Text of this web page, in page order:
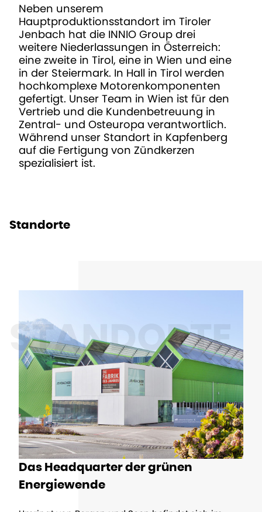
Neben unserem
Hauptproduktionsstandort im Tiroler
Jenbach hat die INNIO Group drei
weitere Niederlassungen in Österreich:
eine zweite in Tirol, eine in Wien und eine
in der Steiermark. In Hall in Tirol werden
hochkomplexe Motorenkomponenten
gefertigt. Unser Team in Wien ist für den
Vertrieb und die Kundenbetreuung in
Zentral- und Osteuropa verantwortlich.
Während unser Standort in Kapfenberg
auf die Fertigung von Zündkerzen
spezialisiert ist.
Standorte
STANDORTE
Das Headquarter der grünen
Energiewende